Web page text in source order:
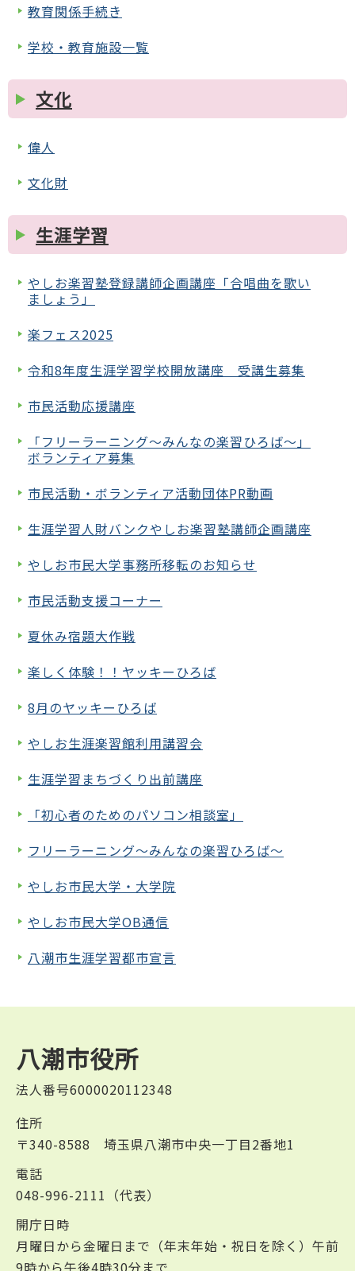
教育関係手続き
学校・教育施設一覧
文化
偉人
文化財
生涯学習
やしお楽習塾登録講師企画講座「合唱曲を歌い
ましょう」
楽フェス2025
令和8年度生涯学習学校開放講座 受講生募集
市民活動応援講座
「フリーラーニング～みんなの楽習ひろば～」
ボランティア募集
市民活動・ボランティア活動団体PR動画
生涯学習人財バンクやしお楽習塾講師企画講座
やしお市民大学事務所移転のお知らせ
市民活動支援コーナー
夏休み宿題大作戦
楽しく体験！！ヤッキーひろば
8月のヤッキーひろば
やしお生涯楽習館利用講習会
生涯学習まちづくり出前講座
「初心者のためのパソコン相談室」
フリーラーニング～みんなの楽習ひろば～
やしお市民大学・大学院
やしお市民大学OB通信
八潮市生涯学習都市宣言
八潮市役所
法人番号6000020112348
住所
〒340-8588 埼玉県八潮市中央一丁目2番地1
電話
048-996-2111（代表）
開庁日時
月曜日から金曜日まで（年末年始・祝日を除く）午前
9時から午後4時30分まで